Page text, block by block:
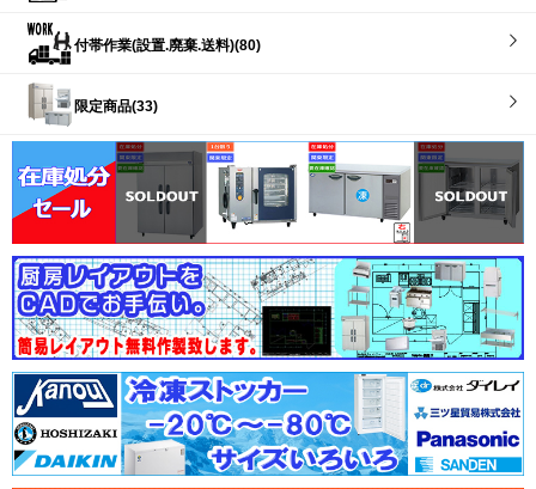
付帯作業(設置.廃棄.送料)(80)
限定商品(33)